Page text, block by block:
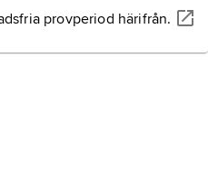
provperiod härifrån.